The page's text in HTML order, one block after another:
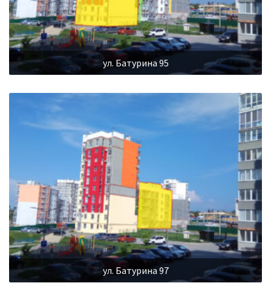
ул. Батурина 95
ул. Батурина 97